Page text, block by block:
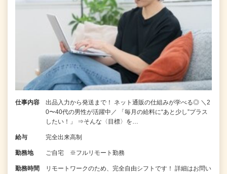
仕事内容
出品入力から発送まで！ ネット通販の仕組みが学べる◎ ＼2
0〜40代の男性が活躍中／ 「毎月の給料に“あと少し”プラス
したい！」 ⇒そんな〈目標〉を…
給与 完全出来高制
勤務地 ご自宅 ※フルリモート勤務
勤務時間
リモートワークのため、完全自由シフトです！ 詳細はお問い